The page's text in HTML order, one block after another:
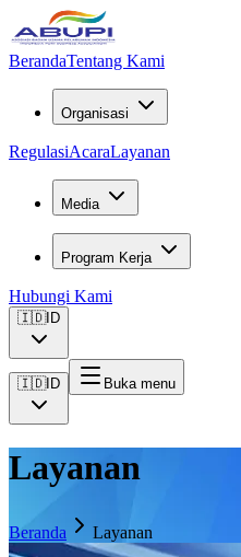
BerandaTentang Kami
Organisasi
RegulasiAcaraLayanan
Media
Program Kerja
Hubungi Kami
🇮🇩ID
🇮🇩ID Buka menu
Layanan
Beranda Layanan